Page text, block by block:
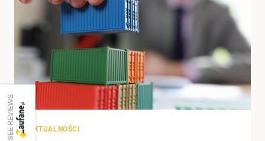
AKTUALNOŚCI
SEE REVIEWS